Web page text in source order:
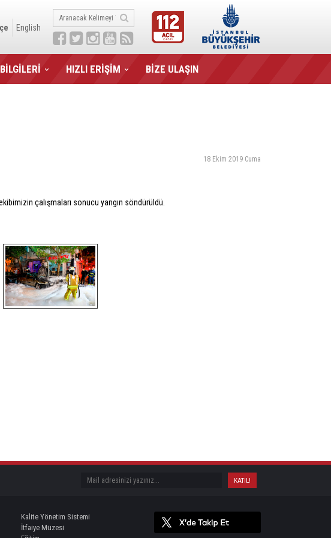
English
HIZLI ERİŞİM BİZE ULAŞIN
18 Ekim 2019 Cuma
çalışmaları sonucu yangın söndürüldü.
Kalite Yönetim Sistemi
İtfaiye Müzesi